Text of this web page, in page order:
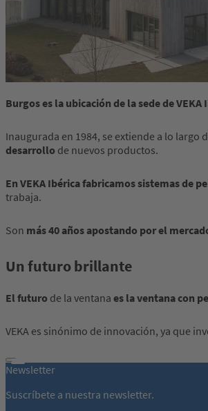
Burgos es la ubicación de la sede de VEKA
Inaugurada en 1984, se extiende a lo largo
desarrollo de nuevos productos.
En VEKA Ibérica fabricamos sistemas de
trabaja.
Son más 40 años apostando por el
Un futuro brillante
El futuro de la ventana es la ventana con
VEKA es sinónimo de innovación, ya que
Newsletter
Suscríbete a nuestra newsletter.